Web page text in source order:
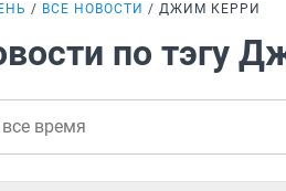
ВСЕ НОВОСТИ ДЖИМ КЕРРИ
по тэгу